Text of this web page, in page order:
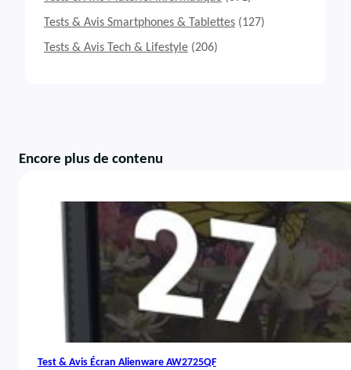
Tests & Avis Smartphones & Tablettes (127)
Tests & Avis Tech & Lifestyle (206)
Encore plus de contenu
Test & Avis Écran Alienware AW2725QF